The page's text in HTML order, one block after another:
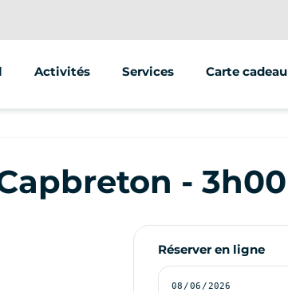
Activités
Segway
Escape Game Outdoor
Services
Animations/groupes
Vente de véhicules
Carte cadeau
- 3h00
Réserver en ligne